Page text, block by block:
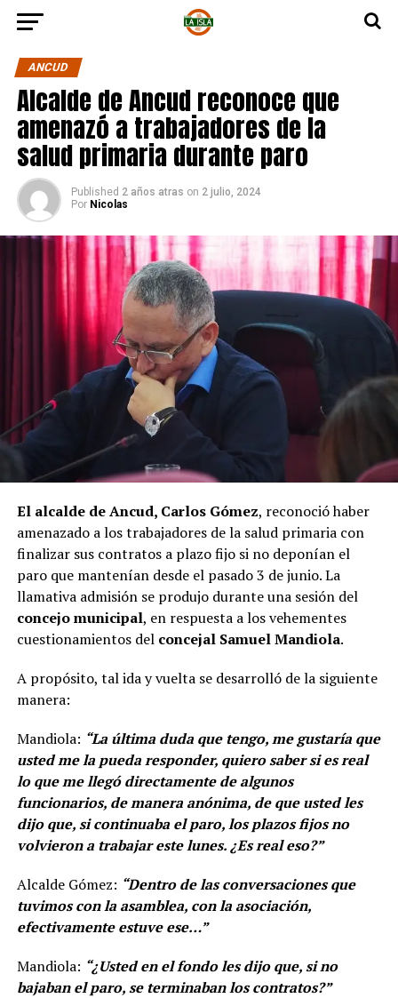
ANCUD
Alcalde de Ancud reconoce que
amenazó a trabajadores de la
salud primaria durante paro
Published 2 años atras on 2 julio, 2024
Por Nicolas
El alcalde de Ancud, Carlos Gómez, reconoció haber
amenazado a los trabajadores de la salud primaria con
finalizar sus contratos a plazo fijo si no deponían el
paro que mantenían desde el pasado 3 de junio. La
llamativa admisión se produjo durante una sesión del
concejo municipal, en respuesta a los vehementes
cuestionamientos del concejal Samuel Mandiola.
A propósito, tal ida y vuelta se desarrolló de la siguiente
manera:
Mandiola: “La última duda que tengo, me gustaría que
usted me la pueda responder, quiero saber si es real
lo que me llegó directamente de algunos
funcionarios, de manera anónima, de que usted les
dijo que, si continuaba el paro, los plazos fijos no
volvieron a trabajar este lunes. ¿Es real eso?”
Alcalde Gómez: “Dentro de las conversaciones que
tuvimos con la asamblea, con la asociación,
efectivamente estuve ese…”
Mandiola: “¿Usted en el fondo les dijo que, si no
bajaban el paro, se terminaban los contratos?”